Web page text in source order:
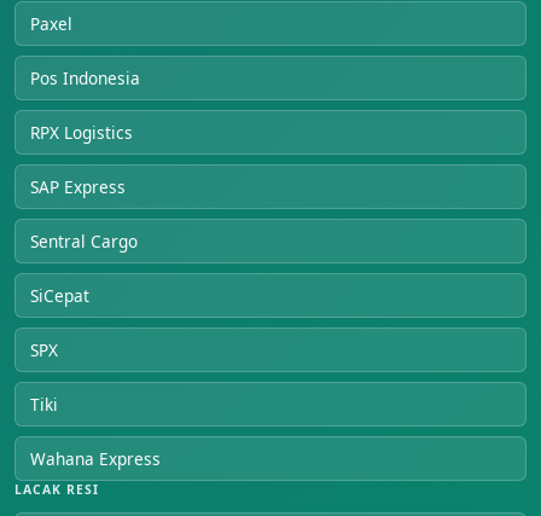
Paxel
Pos Indonesia
RPX Logistics
SAP Express
Sentral Cargo
SiCepat
SPX
Tiki
Wahana Express
LACAK RESI